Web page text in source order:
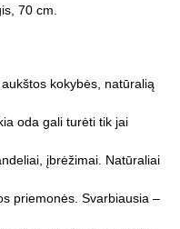
70 cm.
kokybės, natūralią
oda gali turėti tik jai
įbrėžimai. Natūraliai
priemonės. Svarbiausia –